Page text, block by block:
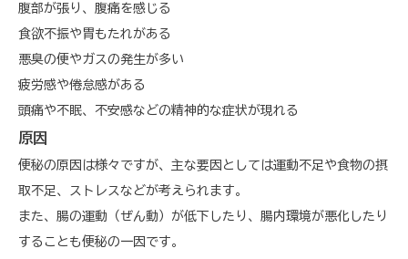
腹部が張り、腹痛を感じる
食欲不振や胃もたれがある
悪臭の便やガスの発生が多い
疲労感や倦怠感がある
頭痛や不眠、不安感などの精神的な症状が現れる
原因
便秘の原因は様々ですが、主な要因としては運動不足や食物の摂
取不足、ストレスなどが考えられます。
また、腸の運動（ぜん動）が低下したり、腸内環境が悪化したり
することも便秘の一因です。